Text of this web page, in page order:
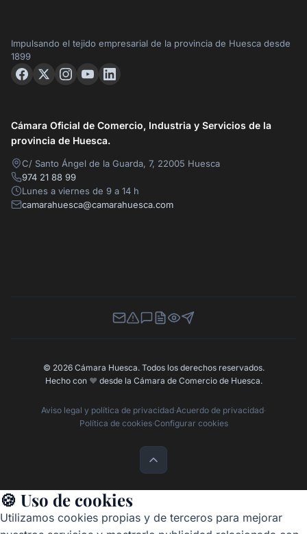
Impulsando el tejido empresarial de la provincia de Huesca desde
1899
Cámara Oficial de Comercio, Industria y Servicios de la
provincia de Huesca.
C/ Santo Ángel de la Guarda, 7, 22005 Huesca
974 21 88 99
Lunes a viernes de 9 a 14 h
camarahuesca@camarahuesca.com
Newsletter
Canal de Denuncias
Buzón de Sugerencias
Perfil Contratante
Ley de Transparencia
Contacta con nosotros
© 2026 Cámara Huesca. Todos los derechos reservados.
Hecho con ❤️ desde la Cámara de Comercio de Huesca.
Aviso legal y política de privacidad·Acuerdo de privacidad·
Política de cookies·Configurar cookies
🍪 Uso de cookies
Utilizamos cookies propias y de terceros para mejorar